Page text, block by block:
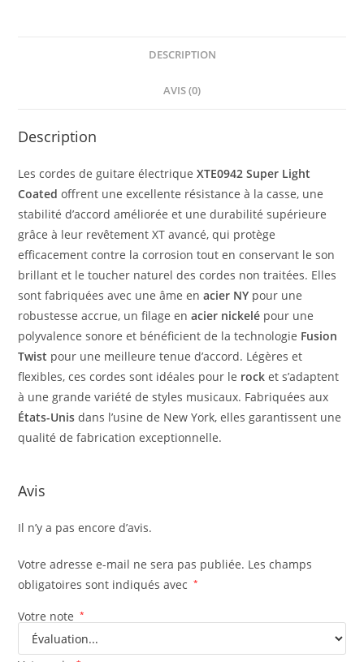
DESCRIPTION
AVIS (0)
Description
Les cordes de guitare électriqueXTE0942 Super Light
Coated offrent une excellente résistance à la casse, une
stabilité d’accord améliorée et une durabilité supérieure
grâce à leur revêtement XT avancé, qui protège
efficacement contre la corrosion tout en conservant le son
brillant et le toucher naturel des cordes non traitées. Elles
sont fabriquées avec une âme enacier NY pour une
robustesse accrue, un filage enacier nickelé pour une
polyvalence sonore et bénéficient de la technologie Fusion
Twist pour une meilleure tenue d’accord. Légères et
flexibles, ces cordes sont idéales pour le rock et s’adaptent
à une grande variété de styles musicaux. Fabriquées aux
États-Unis dans l’usine de New York, elles garantissent une
qualité de fabrication exceptionnelle.
Avis
Il n’y a pas encore d’avis.
Votre adresse e-mail ne sera pas publiée. Les champs
obligatoires sont indiqués avec
*
Votre note *